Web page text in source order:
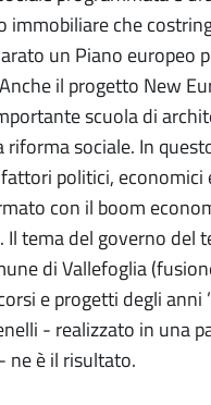
che
un Piano europeo
il progetto New
scuola di
sociale. In
politici,
con il boom
Il tema del governo
di Vallefoglia
e progetti degli
- realizzato in una
ne è il risultato.